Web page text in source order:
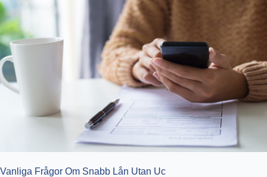
Vanliga Frågor Om Snabb Lån Utan Uc